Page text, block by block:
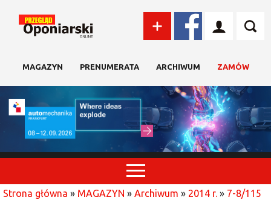
MAGAZYN PRENUMERATA ARCHIWUM ZAMÓW
Strona główna » MAGAZYN » Archiwum » 2014 r. » 7-8/115